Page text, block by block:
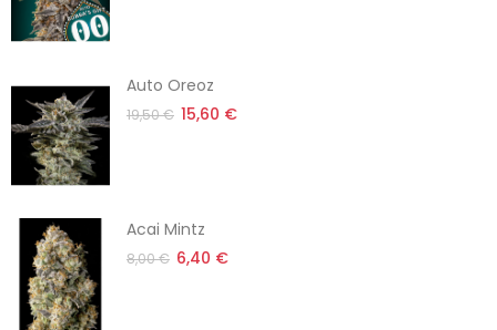
Auto Oreoz
19,50 € 15,60 €
Acai Mintz
8,00 € 6,40 €